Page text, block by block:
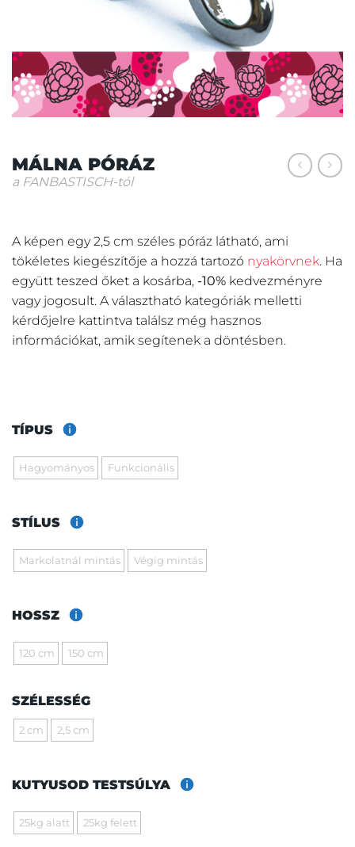
MÁLNA PÓRÁZ
a FANBASTISCH-tól
A képen egy 2,5 cm széles póráz látható, ami
tökéletes kiegészítője a hozzá tartozó nyakörvnek. Ha
együtt teszed őket a kosárba, -10% kedvezményre
vagy jogosult. A választható kategóriák melletti
kérdőjelre kattintva találsz még hasznos
információkat, amik segítenek a döntésben.
TÍPUS
Hagyományos Funkcionális
STÍLUS
Markolatnál mintás Végig mintás
HOSSZ
120 cm 150 cm
SZÉLESSÉG
2 cm 2,5 cm
KUTYUSOD TESTSÚLYA
25kg alatt 25kg felett